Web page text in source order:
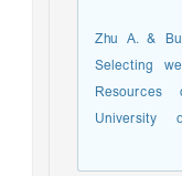
- Zhu A. &
Selecting
University